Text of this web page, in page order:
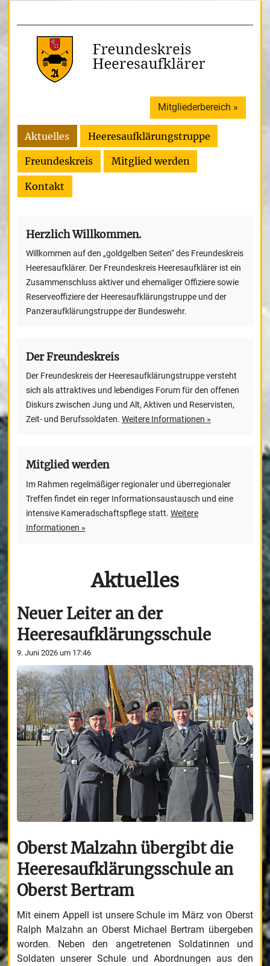
Mitgliederbereich »
Aktuelles Heeresaufklärungstruppe
Freundeskreis Mitglied werden
Kontakt
Herzlich Willkommen.
Willkommen auf den „goldgelben Seiten“ des Freundeskreis
Heeresaufklärer. Der Freundeskreis Heeresaufklärer ist ein
Zusammenschluss aktiver und ehemaliger Offiziere sowie
Reserveoffiziere der Heeresaufklärungstruppe und der
Panzeraufklärungstruppe der Bundeswehr.
Der Freundeskreis
Der Freundeskreis der Heeresaufklärungstruppe versteht
sich als attraktives und lebendiges Forum für den offenen
Diskurs zwischen Jung und Alt, Aktiven und Reservisten,
Zeit- und Berufssoldaten. Weitere Informationen »
Mitglied werden
Im Rahmen regelmäßiger regionaler und überregionaler
Treffen findet ein reger Informationsaustausch und eine
intensive Kameradschaftspflege statt. Weitere
Informationen »
Aktuelles
Neuer Leiter an der
Heeresaufklärungsschule
9. Juni 2026 um 17:46
Oberst Malzahn übergibt die
Heeresaufklärungsschule an
Oberst Bertram
Mit einem Appell ist unsere Schule im März von Oberst
Ralph Malzahn an Oberst Michael Bertram übergeben
worden. Neben den angetretenen Soldatinnen und
Soldaten unserer Schule und Abordnungen aus den